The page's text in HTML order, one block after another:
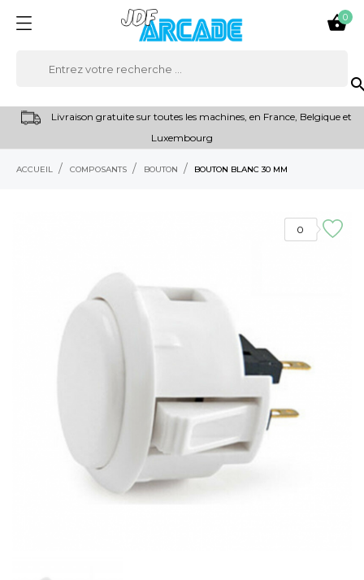

0
Livraison gratuite sur toutes les machines, en France, Belgique et
Luxembourg
ACCUEIL COMPOSANTS BOUTON BOUTON BLANC 30 MM
0